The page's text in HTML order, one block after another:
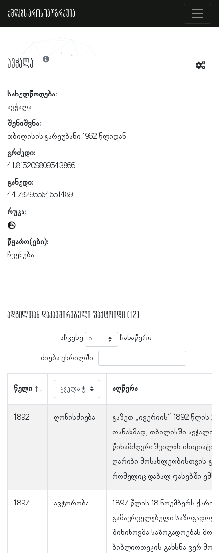
ქშწკგს პროსოპოგრაფია
ავჭალა
სახელწოდება:
ავჭალა
შენიშვნა:
თბილისის გარეუბანი 1962 წლიდან
გრძედი:
41.815209809543866
განედი:
44.78295564651489
რუკა:
წყარო(ები):
ჩვენება
ადგილთან დაკავშირებული ფაქტოიდი (12)
აჩვენე ჩანაწერი
ძიება ცხრილში:
წელი აღწერა
1892 ღონისძიება
გაზეთ „ივერიის“ 1892 წლის
თანახმად, თბილისში
წინამძღვრიშვილის
ღარიბი მოსახლეობისთვის
რომელიც დაბალ ფასებში
1897 ავტორობა
1897 წლის 18 ნოემბერს
გამავრცელებელი
შიხინოვმა საზოგადოებას
ბიბლიოთეკის გახსნა ვერ